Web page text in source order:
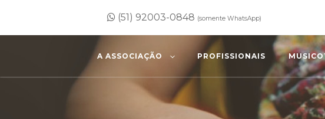
(51) 92003-0848 (somente WhatsApp)
A ASSOCIAÇÃO PROFISSIONAIS